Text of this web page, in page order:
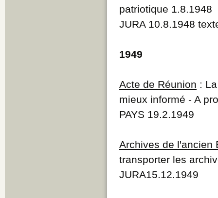
patriotique 1.8.1948
JURA 10.8.1948
1949
Acte de Réunion :
mieux informé - A
PAYS 19.2.1949
Archives de l'ancien
transporter les
JURA15.12.1949